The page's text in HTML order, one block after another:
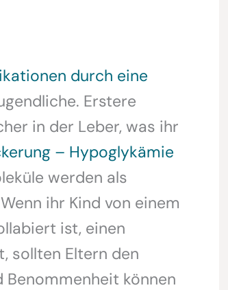
durch eine
Erstere
in der Leber, was ihr
– Hypoglykämie
werden als
ihr Kind von einem
ist, einen
sollten Eltern den
können